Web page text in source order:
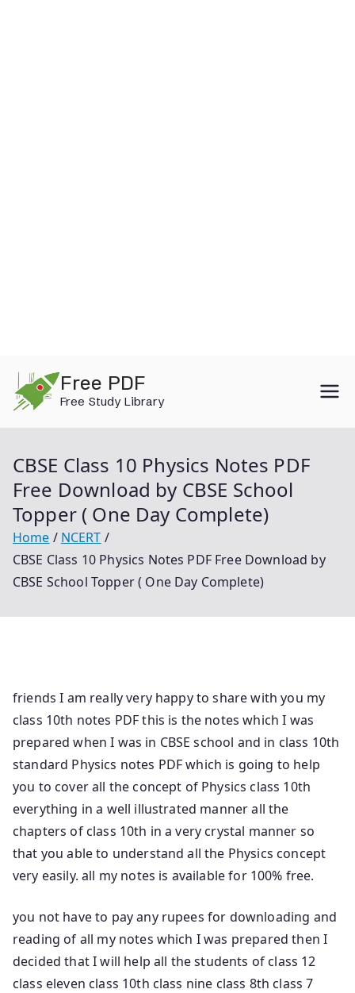
content
Free PDF
Free Study Library
CBSE Class 10 Physics Notes PDF
Free Download by CBSE School
Topper ( One Day Complete)
Home
NCERT
CBSE Class 10 Physics Notes PDF Free Download by
CBSE School Topper ( One Day Complete)
friends I am really very happy to share with you my
class 10th notes PDF this is the notes which I was
prepared when I was in CBSE school and in class 10th
standard Physics notes PDF which is going to help
you to cover all the concept of Physics class 10th
everything in a well illustrated manner all the
chapters of class 10th in a very crystal manner so
that you able to understand all the Physics concept
very easily. all my notes is available for 100% free.
you not have to pay any rupees for downloading and
reading of all my notes which I was prepared then I
decided that I will help all the students of class 12
class eleven class 10th class nine class 8th class 7